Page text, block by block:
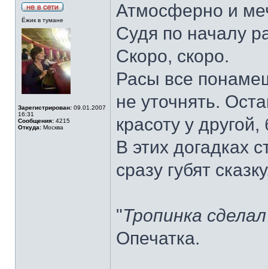
Ёжик в тумане
Зарегистрирован: 09.01.2007
16:31
Сообщения: 4215
Откуда: Москва
Атмосферно и
Судя по началу
Скоро, скоро.
Расы все
не уточнять.
красоту у
В этих догадках
сразу губят
"Тропинка
Опечатка.